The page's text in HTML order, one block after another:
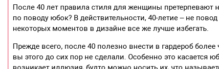
После 40 лет правила стиля для женщины претерпевают
по поводу юбок? В действительности, 40-летие – не
некоторых моментов в дизайне все же лучше избегать.
Прежде всего, после 40 полезно внести в гардероб
вы этого до сих пор не сделали. Особенно это касается